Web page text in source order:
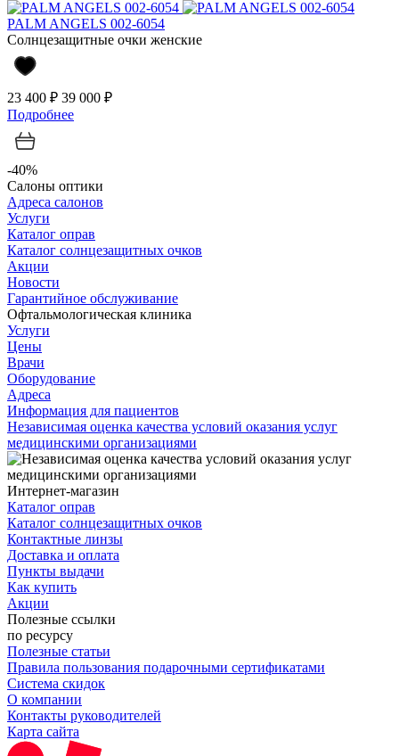
PALM ANGELS 002-6054
Солнцезащитные очки женские
23 400 ₽ 39 000 ₽
Подробнее
-40%
Салоны оптики
Адреса салонов
Услуги
Каталог оправ
Каталог солнцезащитных очков
Акции
Новости
Гарантийное обслуживание
Офтальмологическая клиника
Услуги
Цены
Врачи
Оборудование
Адреса
Информация для пациентов
Независимая оценка качества условий оказания услуг
медицинскими организациями
Интернет-магазин
Каталог оправ
Каталог солнцезащитных очков
Контактные линзы
Доставка и оплата
Пункты выдачи
Как купить
Акции
Полезные ссылки
по ресурсу
Полезные статьи
Правила пользования подарочными сертификатами
Система скидок
О компании
Контакты руководителей
Карта сайта